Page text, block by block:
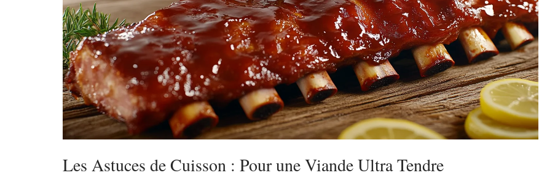
Les Astuces de Cuisson : Pour une Viande Ultra Tendre